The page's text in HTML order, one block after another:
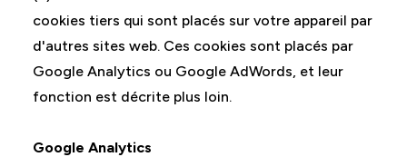
cookies tiers qui sont placés sur votre appareil par
d'autres sites web. Ces cookies sont placés par
Google Analytics ou Google AdWords, et leur
fonction est décrite plus loin.
Google Analytics